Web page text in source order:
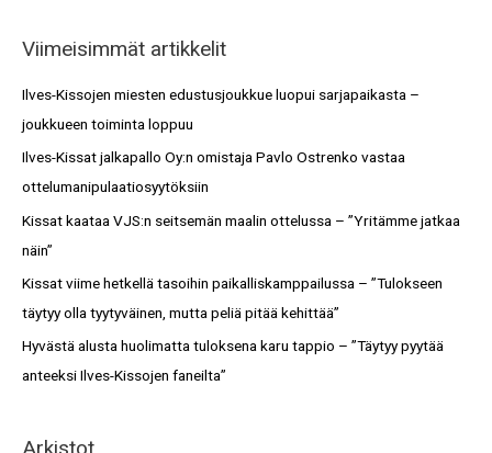
c
h
Viimeisimmät artikkelit
Ilves-Kissojen miesten edustusjoukkue luopui sarjapaikasta –
joukkueen toiminta loppuu
Ilves-Kissat jalkapallo Oy:n omistaja Pavlo Ostrenko vastaa
ottelumanipulaatiosyytöksiin
Kissat kaataa VJS:n seitsemän maalin ottelussa – ”Yritämme jatkaa
näin”
Kissat viime hetkellä tasoihin paikalliskamppailussa – ”Tulokseen
täytyy olla tyytyväinen, mutta peliä pitää kehittää”
Hyvästä alusta huolimatta tuloksena karu tappio – ”Täytyy pyytää
anteeksi Ilves-Kissojen faneilta”
Arkistot
i
t
o
t